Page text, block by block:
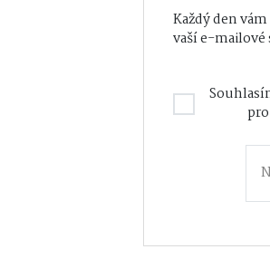
Každý den
vaší e-mailové